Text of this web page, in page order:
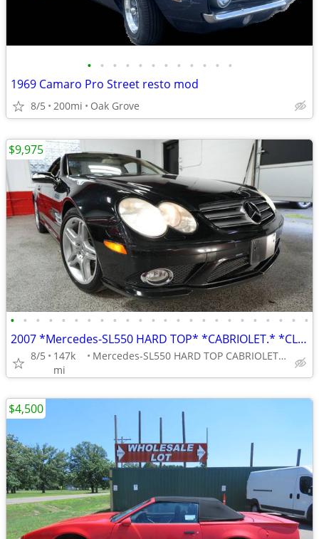
• • • • • • • • • • • •
1969 Camaro Pro Street resto mod
8/5 200mi Oak Grove
• • • • • • • • • • • • • • • • • • • • • • • •
2007 *Mercedes-SL550 HARD TOP* *CABRIOLET.* *CLASSIC.* ** *382* H.P.
8/5
147k
mi
Mercedes-SL550 HARD TOP CABRIOLET. CLASSIC.
$9,975
$4,500